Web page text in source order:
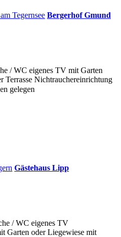
Bergerhof Gmund
/ WC eigenes TV mit Garten
Terrasse Nichtrauchereinrichtung
gelegen
Gästehaus Lipp
/ WC eigenes TV
Garten oder Liegewiese mit